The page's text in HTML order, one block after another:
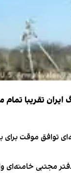
ایران تقریبا
موقت برای
مجتبی خامنه‌ای